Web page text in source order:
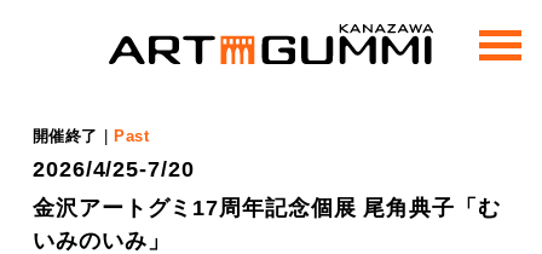
m
e
開催終了 Past
2026/4/25-7/20
金沢アートグミ17周年記念個展 尾角典子「む
いみのいみ」